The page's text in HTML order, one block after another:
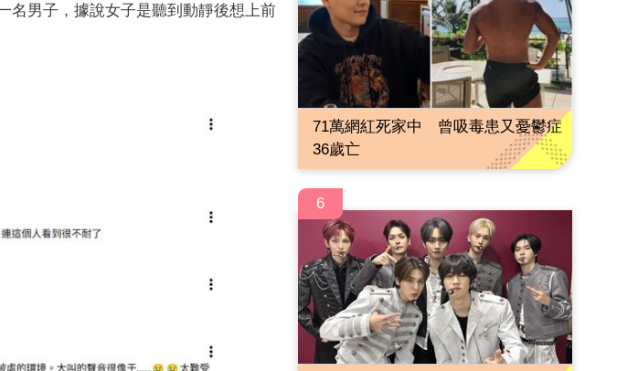
名男子，據說女子是聽到動靜後想上前
71萬網紅死家中 曾吸毒患又憂鬱症
36歲亡
6